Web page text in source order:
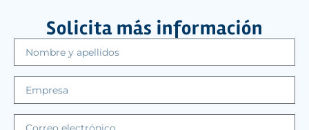
Solicita más información